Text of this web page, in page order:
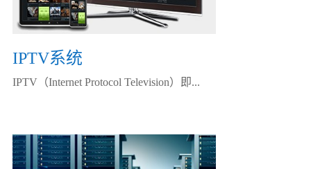
IPTV系统
IPTV（Internet Protocol Television）即...